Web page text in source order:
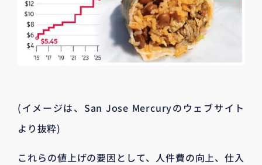
(イメージは、San Jose Mercuryのウェブサイト
より抜粋)
これらの値上げの要因として、人件費の向上、仕入